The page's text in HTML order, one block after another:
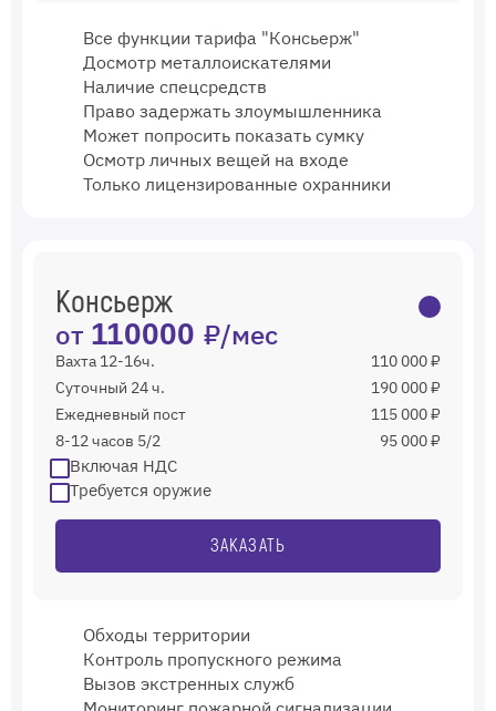
Все функции тарифа "Консьерж"
Досмотр металлоискателями
Наличие спецсредств
Право задержать злоумышленника
Может попросить показать сумку
Осмотр личных вещей на входе
Только лицензированные охранники
Консьерж
от 110000 ₽/мес
Вахта 12-16ч.
110 000 ₽
Суточный 24 ч.
190 000 ₽
Ежедневный пост
115 000 ₽
8-12 часов 5/2
95 000 ₽
Включая НДС
Требуется оружие
ЗАКАЗАТЬ
Обходы территории
Контроль пропускного режима
Вызов экстренных служб